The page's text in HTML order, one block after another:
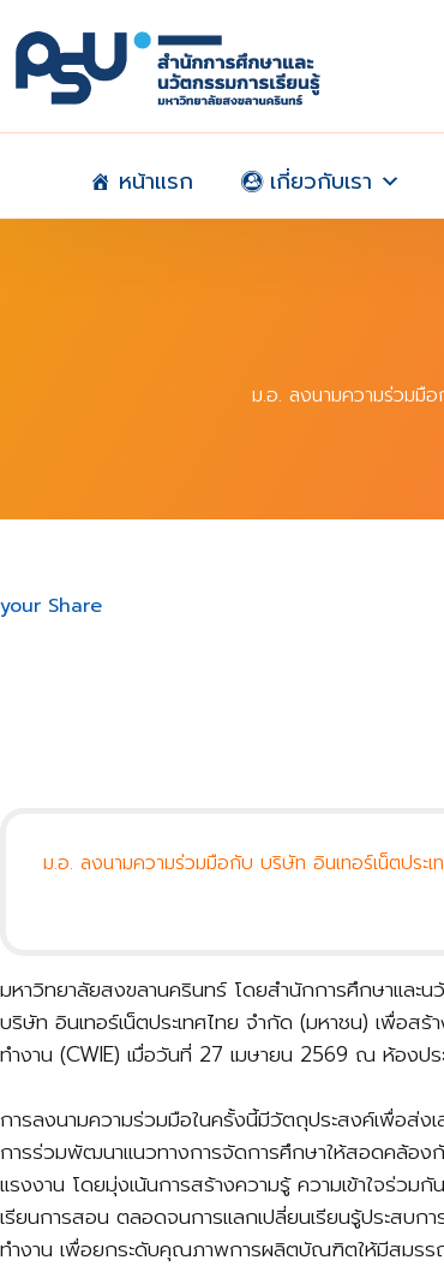
to
content
หน้าแรก เกี่ยวกับเรา
ม.อ. ลงนามความร่วมมื
your Share
ม.อ. ลงนามความร่วมมือกับ บริษัท อินเทอร์เน็ตประ
มหาวิทยาลัยสงขลานครินทร์ โดยสำนักการศึกษาและ
บริษัท อินเทอร์เน็ตประเทศไทย จำกัด (มหาชน) เพื่อส
ทำงาน (CWIE) เมื่อวันที่ 27 เมษายน 2569 ณ ห้อง
การลงนามความร่วมมือในครั้งนี้มีวัตถุประสงค์เพื่อส่ง
การร่วมพัฒนาแนวทางการจัดการศึกษาให้สอดคล้อง
แรงงาน โดยมุ่งเน้นการสร้างความรู้ ความเข้าใจร่ว
เรียนการสอน ตลอดจนการแลกเปลี่ยนเรียนรู้ประสบ
ทำงาน เพื่อยกระดับคุณภาพการผลิตบัณฑิตให้มีสมรร